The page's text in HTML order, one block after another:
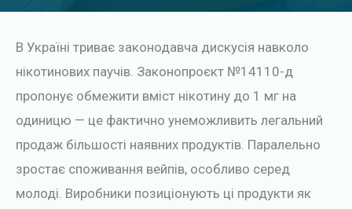
В Україні триває законодавча дискусія навколо
нікотинових паучів. Законопроєкт №14110-д
пропонує обмежити вміст нікотину до 1 мг на
одиницю — це фактично унеможливить легальний
продаж більшості наявних продуктів. Паралельно
зростає споживання вейпів, особливо серед
молоді. Виробники позиціонують ці продукти як